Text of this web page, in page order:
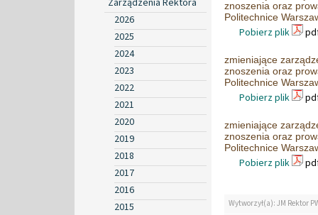
2026
2025
2024
2023
2022
2021
2020
2019
2018
2017
2016
2015
znoszenia oraz
Politechnice
Pobierz plik
zmieniające
znoszenia oraz
Politechnice
Pobierz plik
zmieniające
znoszenia oraz
Politechnice
Pobierz plik
Wytworzył(a): JM Rektor